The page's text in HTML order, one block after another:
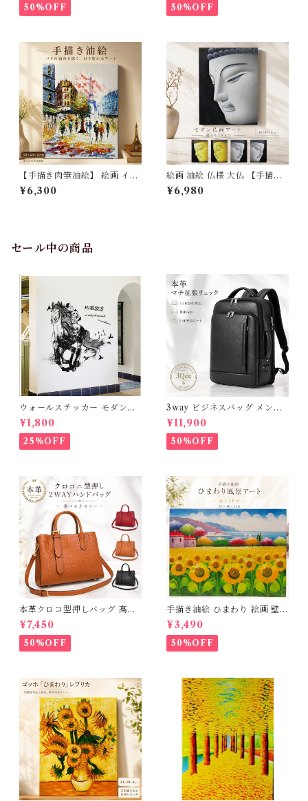
張り 40×30cm 送料無料】北
欧 おしゃれ アートフレーム 壁
Qee 341801_ee
50%OFF
ートフレーム 円 抽象画 風水
玄関 リビング おしゃれ 額入り
祝い プレゼント ギフト 3Qee
1560001_ee 送料無料
50%OFF
【手描き肉筆油絵】 絵画 イン
テリア 壁掛け パリの街角 エッ
フェル塔 30×40cm 風景画 モ
¥6,300
絵画 油絵 仏様 大仏 【手描き
肉筆画】 アートパネル 30×40
cm 木枠張り 壁掛け インテリ
¥6,980
セール中の商品
ウォールステッカー モダンホ
ース 台紙60×90cm 壁紙 シー
ル 賃貸OK はがせる 剥がせる
DIY 模様替え インテリア 送
料無料
¥1,800
25%OFF
3way ビジネスバッグ メンズ
本革 撥水 ビジネスリュック 大
容量 15.6インチ PC対応 A4
マチ拡張 リュックサック 通勤
自転車 出張 通勤リュック 黒
おしゃれ 薄型 大きめ ギフト
プレゼント 父の日 3Qee 266
705_ee
¥11,900
50%OFF
本革クロコ型押しバッグ 高品
質本革 牛革 クロコダイル型押
し ハンドバッグ ハンドメイド
本革鞄 ショルダーバック レデ
ィース 送料無料 母の日 2723
¥7,450
50%OFF
手描き油絵 ひまわり 絵画 壁掛
け インテリア 玄関 肉筆 風景
画 アートパネル モダン 【木枠
張り 40×30cm 送料無料】北
欧 おしゃれ アートフレーム 壁
Qee 341801_ee
¥3,490
50%OFF